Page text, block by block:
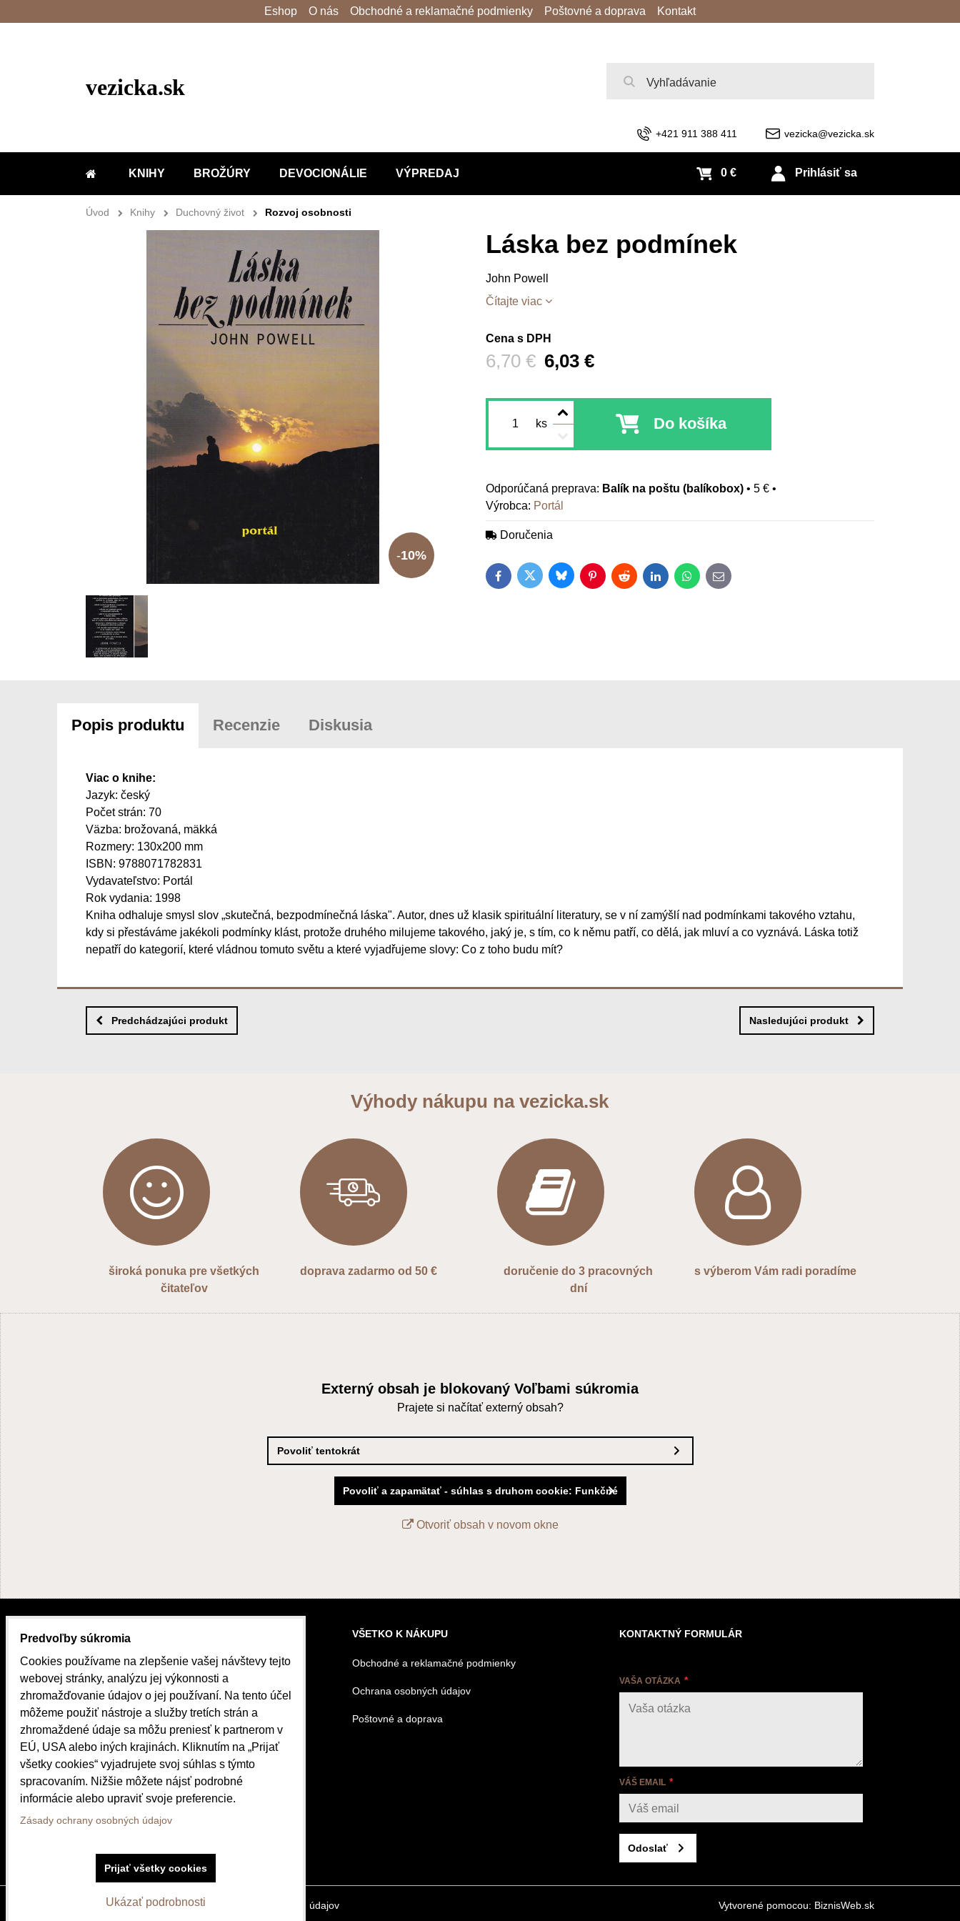
vezicka.sk
DOMOV
KNIHY BROŽÚRY DEVOCIONÁLIE VÝPREDAJ
+421 911 388 411 vezicka@vezicka.sk
Prihlásiť sa
0 €
Eshop O nás Obchodné a reklamačné podmienky Poštovné a doprava Kontakt
Úvod Knihy Duchovný život Rozvoj osobnosti
Láska bez podmínek
John Powell
Čítajte viac
10%
Cena s DPH
6,03 €
Pred zľavou:
6,70 €
ks Do košíka
Balík na poštu (balíkobox) • 5 € •
Výrobca: Portál
Doručenia
FacebookTwitterBlueskyPinterestRedditLinkedInWhatsApp
E-mail
Popis produktu Recenzie Diskusia
Viac o knihe:
Jazyk: český
Počet strán: 70
Väzba: brožovaná, mäkká
Rozmery: 130x200 mm
ISBN: 9788071782831
Vydavateľstvo: Portál
Rok vydania: 1998
Kniha odhaluje smysl slov „skutečná, bezpodmínečná láska". Autor, dnes už klasik spirituální literatury, se v ní zamýšlí nad podmínkami takového vztahu,
kdy si přestáváme jakékoli podmínky klást, protože druhého milujeme takového, jaký je, s tím, co k němu patří, co dělá, jak mluví a co vyznává. Láska totiž
nepatří do kategorií, které vládnou tomuto světu a které vyjadřujeme slovy: Co z toho budu mít?
Predchádzajúci produkt Nasledujúci produkt
Výhody nákupu na vezicka.sk
široká ponuka pre všetkých
čitateľov
doprava zadarmo od 50 €
doručenie do 3 pracovných
dní
s výberom Vám radi poradíme
Externý obsah je blokovaný Voľbami súkromia
Prajete si načítať externý obsah?
Povoliť tentokrát
Povoliť a zapamätať - súhlas s druhom cookie: Funkčné
Otvoriť obsah v novom okne
KONTAKTY
Hollého 1023/5, 052 01 Spišská Nová Ves
+421 911 388 411
vezicka@vezicka.sk
VŠETKO K NÁKUPU
Obchodné a reklamačné podmienky
Ochrana osobných údajov
Poštovné a doprava
KONTAKTNÝ FORMULÁR
VAŠA OTÁZKA
VÁŠ EMAIL
Odoslať
Predvoľby súkromia Zásady ochrany osobných údajov Vytvorené pomocou: BiznisWeb.sk
Predvoľby súkromia
Cookies používame na zlepšenie vašej návštevy tejto
webovej stránky, analýzu jej výkonnosti a
zhromažďovanie údajov o jej používaní. Na tento účel
môžeme použiť nástroje a služby tretích strán a
zhromaždené údaje sa môžu preniesť k partnerom v
EÚ, USA alebo iných krajinách. Kliknutím na „Prijať
všetky cookies“ vyjadrujete svoj súhlas s týmto
spracovaním. Nižšie môžete nájsť podrobné
informácie alebo upraviť svoje preferencie.
Zásady ochrany osobných údajov
Ukázať podrobnosti
Prijať všetky cookies